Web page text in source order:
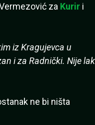
za Kurir i
iz Kragujevca u
i za Radnički. Nije
ne bi ništa